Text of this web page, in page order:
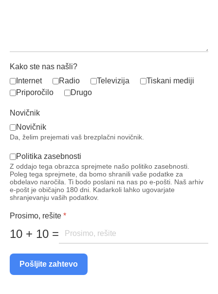
Kako ste nas našli?
Internet
Radio Televizija
Tiskani mediji
Priporočilo
Drugo
Novičnik
Novičnik
Da, želim prejemati vaš brezplačni novičnik.
Politika zasebnosti
Z oddajo tega obrazca sprejmete našo politiko zasebnosti.
Poleg tega sprejmete, da bomo shranili vaše podatke za
obdelavo naročila. Ti bodo poslani na nas po e‑pošti. Naš arhiv
e‑pošt je običajno 180 dni. Kadarkoli lahko ugovarjate
shranjevanju vaših podatkov.
Prosimo, rešite *
10 + 10 =
Pošljite zahtevo